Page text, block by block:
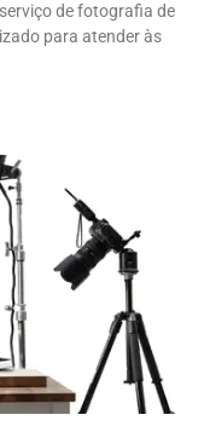
de fotografia de
para atender às